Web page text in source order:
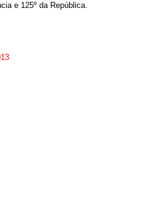
e 125º da República.